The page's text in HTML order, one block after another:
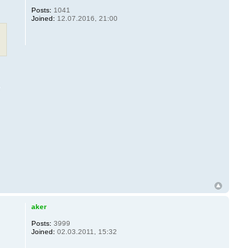
Posts: 1041
Joined: 12.07.2016, 21:00
aker
Posts: 3999
Joined: 02.03.2011, 15:32